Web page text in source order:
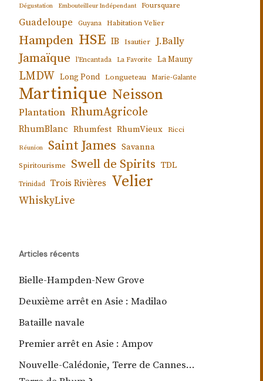
Dégustation Embouteilleur Indépendant Foursquare
Guadeloupe Guyana Habitation Velier
Hampden HSE IB Isautier J.Bally
Jamaïque l'Encantada La Favorite La Mauny
LMDW Long Pond Longueteau Marie-Galante
Martinique Neisson
Plantation RhumAgricole
RhumBlanc Rhumfest RhumVieux Ricci
Réunion Saint James Savanna
Spiritourisme Swell de Spirits TDL
Trinidad Trois Rivières Velier
WhiskyLive
Articles récents
Bielle-Hampden-New Grove
Deuxième arrêt en Asie : Madilao
Bataille navale
Premier arrêt en Asie : Ampov
Nouvelle-Calédonie, Terre de Cannes…